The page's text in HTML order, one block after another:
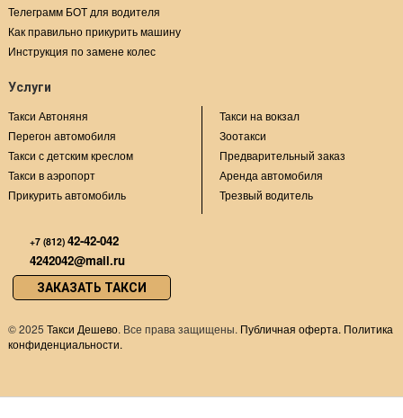
Телеграмм БОТ для водителя
Как правильно прикурить машину
Инструкция по замене колес
Услуги
Такси Автоняня
Перегон автомобиля
Такси с детским креслом
Такси в аэропорт
Прикурить автомобиль
Такси на вокзал
Зоотакси
Предварительный заказ
Аренда автомобиля
Трезвый водитель
+7 (812) 42-42-042
4242042@mail.ru
ЗАКАЗАТЬ ТАКСИ
©2025 Такси Дешево. Все права защищены. Публичная оферта. Политика
конфиденциальности.